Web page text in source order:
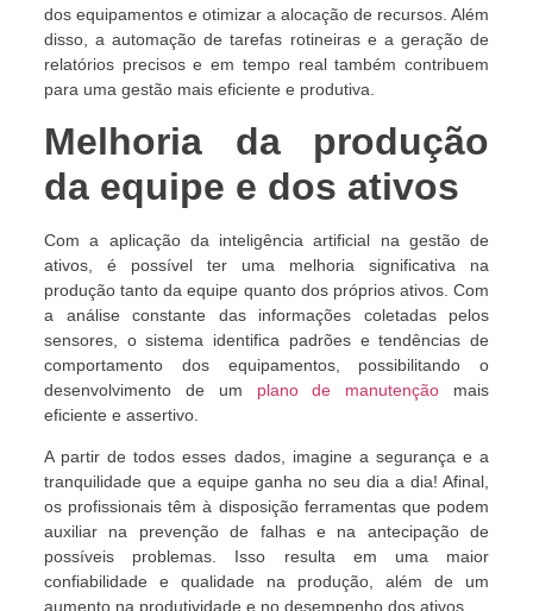
dos equipamentos e otimizar a alocação de recursos. Além
disso, a automação de tarefas rotineiras e a geração de
relatórios precisos e em tempo real também contribuem
para uma gestão mais eficiente e produtiva.
Melhoria da produção
da equipe e dos ativos
Com a aplicação da inteligência artificial na gestão de
ativos, é possível ter uma melhoria significativa na
produção tanto da equipe quanto dos próprios ativos. Com
a análise constante das informações coletadas pelos
sensores, o sistema identifica padrões e tendências de
comportamento dos equipamentos, possibilitando o
desenvolvimento de um plano de manutenção mais
eficiente e assertivo.
A partir de todos esses dados, imagine a segurança e a
tranquilidade que a equipe ganha no seu dia a dia! Afinal,
os profissionais têm à disposição ferramentas que podem
auxiliar na prevenção de falhas e na antecipação de
possíveis problemas. Isso resulta em uma maior
confiabilidade e qualidade na produção, além de um
aumento na produtividade e no desempenho dos ativos.